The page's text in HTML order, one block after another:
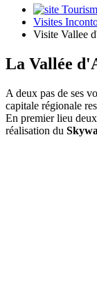
Visites
Visite Vallee
La Vallée
A deux pas de ses
capitale régionale
En premier lieu
réalisation du